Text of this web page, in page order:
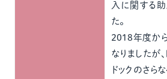
入に関する
た。
2018年度か
なりましたが
ドックのさら